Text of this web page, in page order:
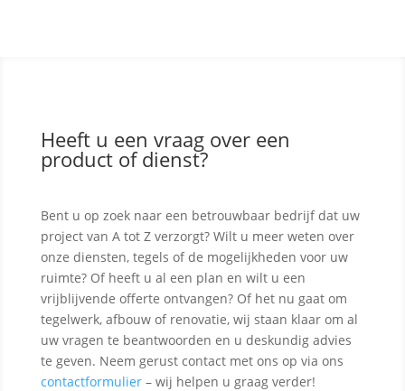
Heeft u een vraag over een
product of dienst?
Bent u op zoek naar een betrouwbaar bedrijf dat uw
project van A tot Z verzorgt? Wilt u meer weten over
onze diensten, tegels of de mogelijkheden voor uw
ruimte? Of heeft u al een plan en wilt u een
vrijblijvende offerte ontvangen? Of het nu gaat om
tegelwerk, afbouw of renovatie, wij staan klaar om al
uw vragen te beantwoorden en u deskundig advies
te geven. Neem gerust contact met ons op via ons
contactformulier– wij helpen u graag verder!